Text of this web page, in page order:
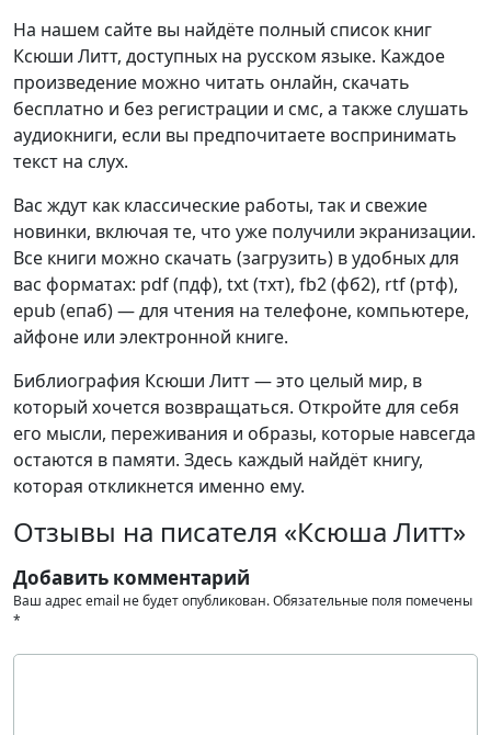
На нашем сайте вы найдёте полный список книг
Ксюши Литт, доступных на русском языке. Каждое
произведение можно читать онлайн, скачать
бесплатно и без регистрации и смс, а также слушать
аудиокниги, если вы предпочитаете воспринимать
текст на слух.
Вас ждут как классические работы, так и свежие
новинки, включая те, что уже получили экранизации.
Все книги можно скачать (загрузить) в удобных для
вас форматах: pdf (пдф), txt (тхт), fb2 (фб2), rtf (ртф),
epub (епаб) — для чтения на телефоне, компьютере,
айфоне или электронной книге.
Библиография Ксюши Литт — это целый мир, в
который хочется возвращаться. Откройте для себя
его мысли, переживания и образы, которые навсегда
остаются в памяти. Здесь каждый найдёт книгу,
которая откликнется именно ему.
Отзывы на писателя «Ксюша Литт»
Добавить комментарий
Ваш адрес email не будет опубликован.Обязательные поля помечены
*